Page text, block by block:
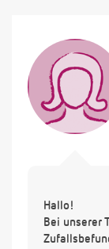
Hallo!
Bei unserer